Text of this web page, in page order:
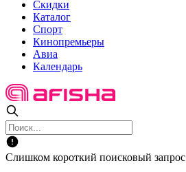
Скидки
Каталог
Спорт
Кинопремьеры
Авиа
Календарь
Слишком короткий поисковый запрос